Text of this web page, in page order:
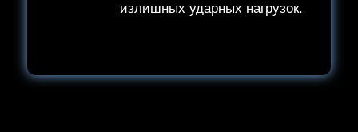
излишных ударных нагрузок.